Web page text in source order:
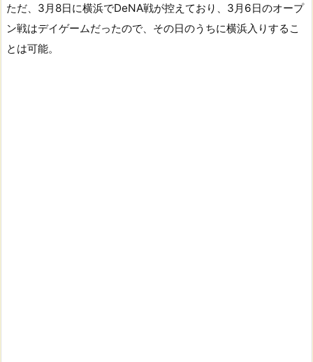
ただ、3月8日に横浜でDeNA戦が控えており、3月6日のオープ
ン戦はデイゲームだったので、その日のうちに横浜入りするこ
とは可能。